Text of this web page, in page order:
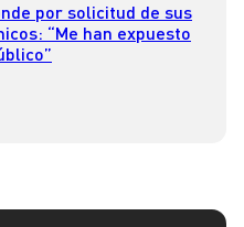
por solicitud de sus
“Me han expuesto